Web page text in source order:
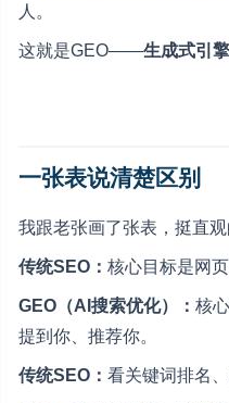
人。
这就是GEO——生成式引
一张表说清楚区别
我跟老张画了张表，挺直观
传统SEO： 核心目标是网
GEO（AI搜索优化）： 核
提到你、推荐你。
传统SEO： 看关键词排名